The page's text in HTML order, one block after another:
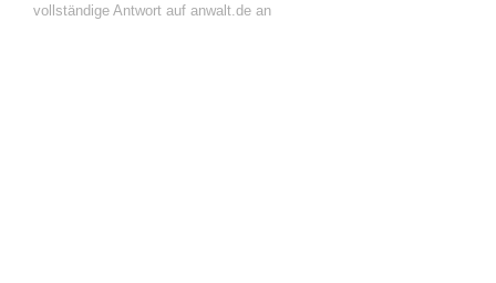
vollständige Antwort auf anwalt.de an